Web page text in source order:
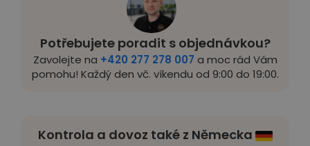
Potřebujete poradit s objednávkou?
Zavolejte na +420 277 278 007 a moc rád Vám
pomohu! Každý den vč. víkendu od 9:00 do 19:00.
Kontrola a dovoz také z Německa